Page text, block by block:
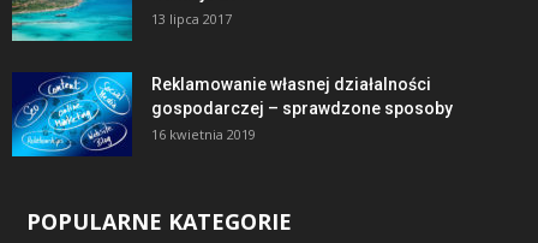
13 lipca 2017
Reklamowanie własnej działalności
gospodarczej – sprawdzone sposoby
16 kwietnia 2019
POPULARNE KATEGORIE